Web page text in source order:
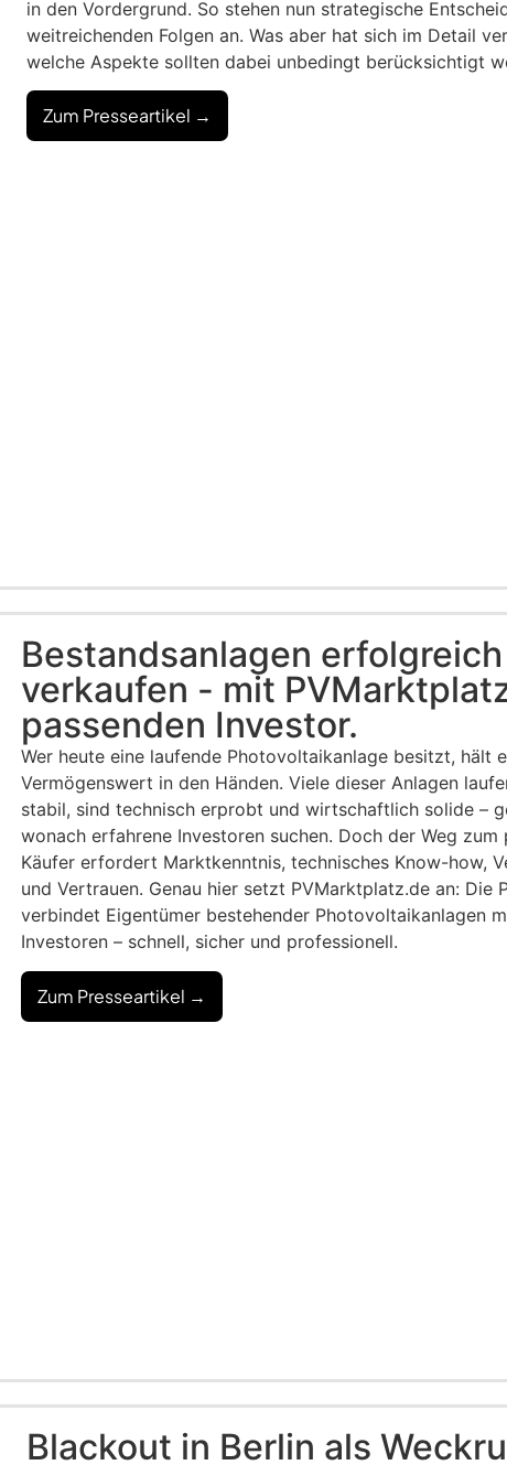
in den Vordergrund. So stehen nun strategische
weitreichenden Folgen an. Was aber hat sich im Detail
welche Aspekte sollten dabei unbedingt berücksichtigt
Zum Presseartikel →
Bestandsanlagen erfolgreich
verkaufen - mit
passenden Investor.
Wer heute eine laufende Photovoltaikanlage besitzt, hält
Vermögenswert in den Händen. Viele dieser Anlagen
stabil, sind technisch erprobt und wirtschaftlich solide –
wonach erfahrene Investoren suchen. Doch der Weg zum
Käufer erfordert Marktkenntnis, technisches Know-how,
und Vertrauen. Genau hier setzt PVMarktplatz.de an: Die
verbindet Eigentümer bestehender Photovoltaikanlagen
Investoren – schnell, sicher und professionell.
Zum Presseartikel →
Blackout in Berlin als